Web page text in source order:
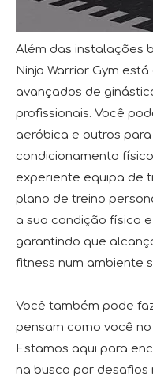
Além das instalações
Ninja Warrior Gym
avançados de
profissionais. Você
aeróbica e outros
condicionamento
experiente equipa de
plano de treino
a sua condição física
garantindo que
fitness num ambiente
Você também pode
pensam como você no
Estamos aqui para
na busca por desafios